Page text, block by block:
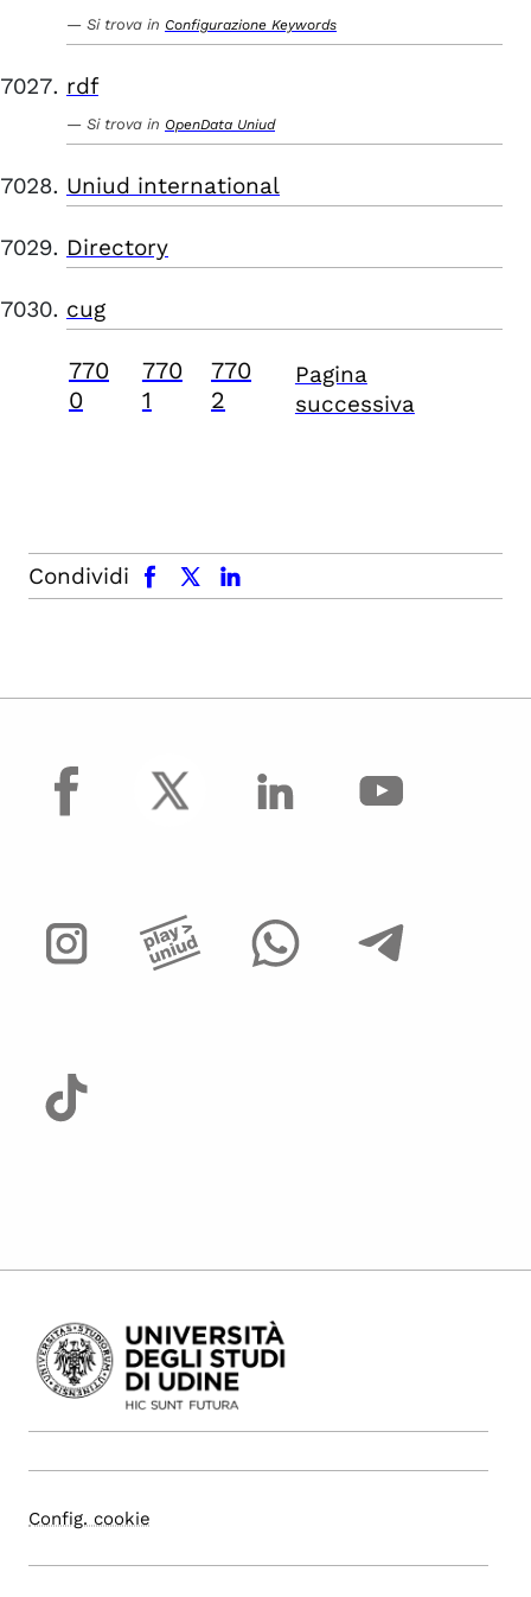
Si trova in Configurazione Keywords
rdf
Si trova in OpenData Uniud
Uniud international
Directory
cug
770
0
770
1
770
2
Pagina
successiva
Condividi
facebook x.com linkedin
facebook
Config. cookie